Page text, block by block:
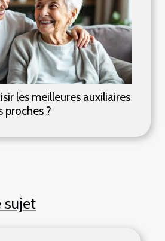
les meilleures auxiliaires
proches ?
sujet